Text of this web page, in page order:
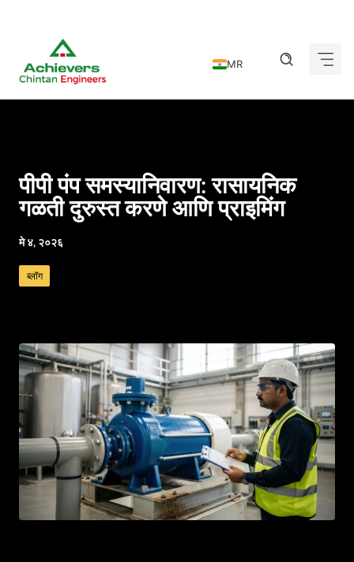
content
MR
ES
TE
AR
BN
ML
PT
RU
पीपी पंप समस्यानिवारण: रासायनिक
गळती दुरुस्त करणे आणि प्राइमिंग
मे ४, २०२६
ब्लॉग